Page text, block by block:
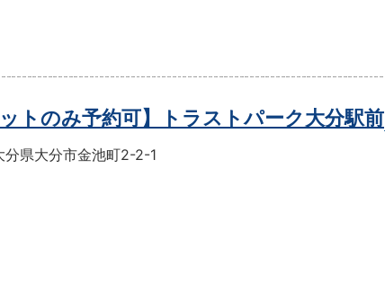
トのみ予約可】トラストパーク大分駅前
分県大分市金池町2-2-1